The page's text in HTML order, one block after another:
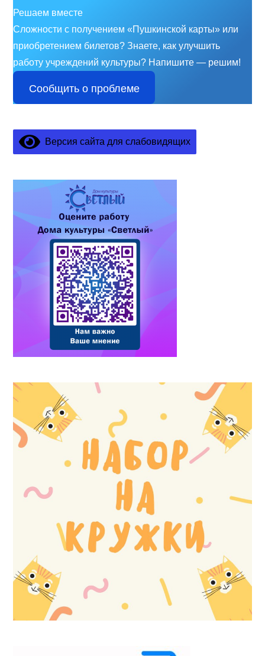
Решаем вместе
Сложности с получением «Пушкинской карты» или
приобретением билетов? Знаете, как улучшить
работу учреждений культуры? Напишите — решим!
Сообщить о проблеме
Версия сайта для слабовидящих